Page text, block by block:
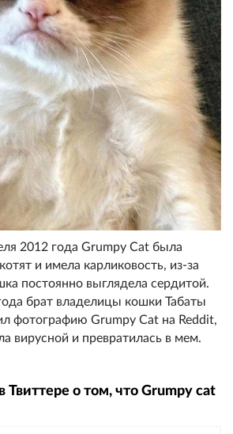
2012 года Grumpy Cat была
и имела карликовость, из-за
постоянно выглядела сердитой.
брат владелицы кошки Табаты
фотографию Grumpy Cat на Reddit,
вирусной и превратилась в мем.
Твиттере о том, что Grumpy cat